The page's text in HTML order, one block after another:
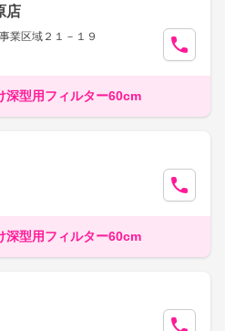
店
業区域２１－１９
深型用フィルター60cm
深型用フィルター60cm